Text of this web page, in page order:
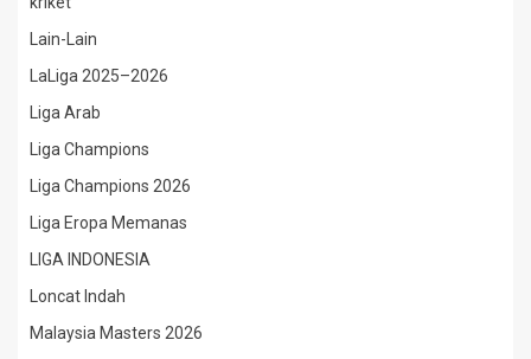
Lain-Lain
LaLiga 2025–2026
Liga Arab
Liga Champions
Liga Champions 2026
Liga Eropa Memanas
LIGA INDONESIA
Loncat Indah
Malaysia Masters 2026